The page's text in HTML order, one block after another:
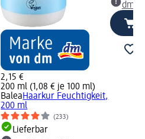
2,15 €
200 ml (1,08 € je 100 ml)
BaleaHaarkur Feuchtigkeit,
200 ml
(233)
Lieferbar
dm